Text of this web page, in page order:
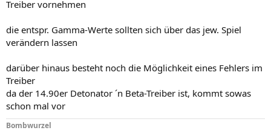
Treiber vornehmen
die entspr. Gamma-Werte sollten sich über das jew. Spiel
verändern lassen
darüber hinaus besteht noch die Möglichkeit eines Fehlers im
Treiber
da der 14.90er Detonator ´n Beta-Treiber ist, kommt sowas
schon mal vor
Bombwurzel